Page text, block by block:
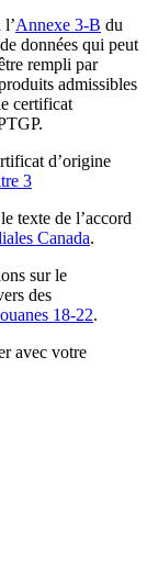
Annexe 3-B du
données qui peut
rempli par
admissibles
certificat
d’origine
3
texte de l’accord
Canada.
sur le
des
18-22.
avec votre